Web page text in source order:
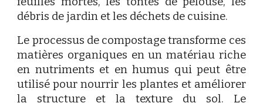
débris de jardin et les déchets de cuisine.
Le processus de compostage transforme ces
matières organiques en un matériau riche
en nutriments et en humus qui peut être
utilisé pour nourrir les plantes et améliorer
la structure et la texture du sol. Le